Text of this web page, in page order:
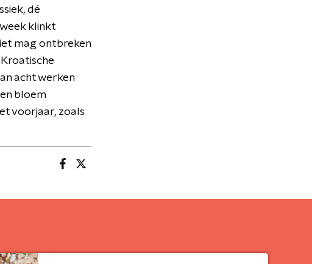
dé
klinkt
mag ontbreken
acht werken
bloem
voorjaar, zoals